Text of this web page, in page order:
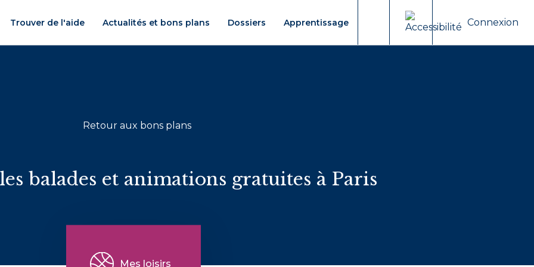
Trouver de l'aide Actualités et bons plans Dossiers Apprentissage
Moteur de recherche
Connexion
Retour aux bons plans
balades et animations gratuites à Paris
Mes loisirs